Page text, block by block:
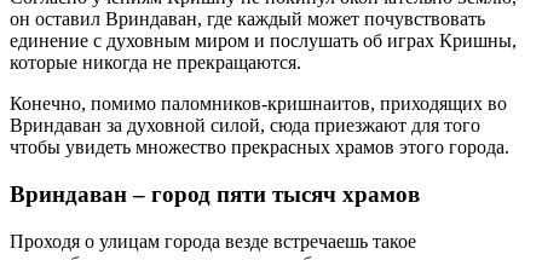
он оставил Вриндаван, где каждый может почувствовать
единение с духовным миром и послушать об играх Кришны,
которые никогда не прекращаются.
Конечно, помимо паломников-кришнаитов, приходящих во
Вриндаван за духовной силой, сюда приезжают для того
чтобы увидеть множество прекрасных храмов этого города.
Вриндаван – город пяти тысяч храмов
Проходя о улицам города везде встречаешь такое